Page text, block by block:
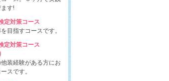
す!
定対策コース
目指すコースです。
定対策コース
装経験がある方にお
スです。